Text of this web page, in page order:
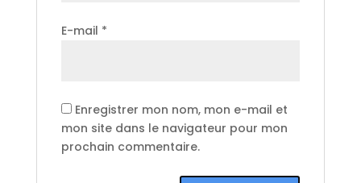
E-mail *
Enregistrer mon nom, mon e-mail et
mon site dans le navigateur pour mon
prochain commentaire.